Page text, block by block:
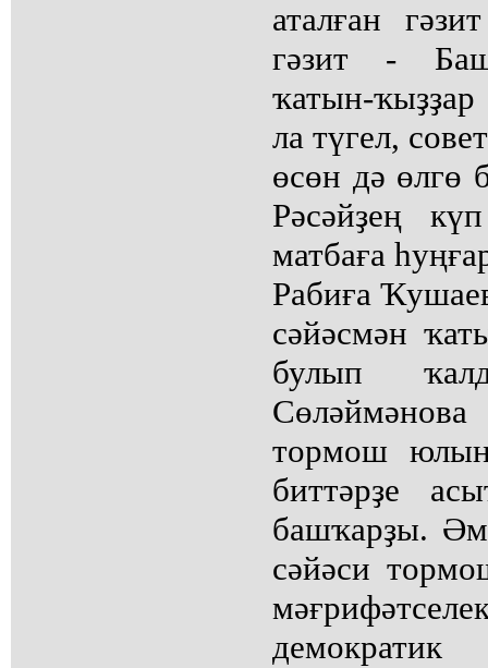
аталған
гәзит -
ҡатын-
ла түгел,
өсөн дә өлгө
Рәсәйҙең
матбаға
Рабиға
сәйәсмән
булып
тормош юлын
биттәрҙе
башҡарҙы.
сәйәси